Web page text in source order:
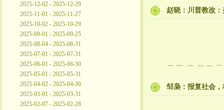
2025-12-02 - 2025-12-29
2025-11-01 - 2025-11-27
2025-10-02 - 2025-10-29
2025-09-01 - 2025-09-25
2025-08-04 - 2025-08-31
2025-07-01 - 2025-07-31
2025-06-01 - 2025-06-30
2025-05-01 - 2025-05-31
2025-04-02 - 2025-04-30
2025-03-01 - 2025-03-31
2025-02-07 - 2025-02-28
赵晓：川普教改
邹枭：报复社会